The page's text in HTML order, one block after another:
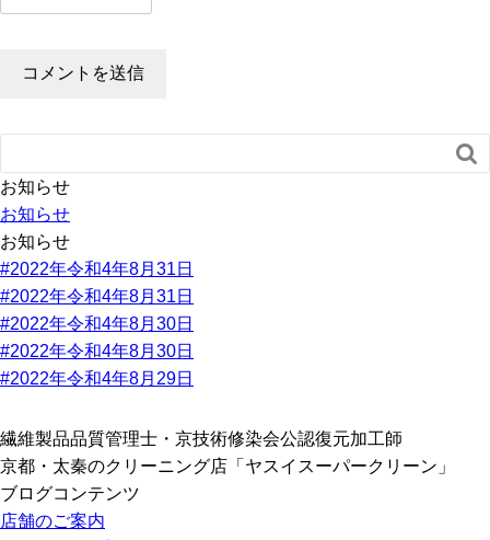

お知らせ
お知らせ
お知らせ
#2022年令和4年8月31日
#2022年令和4年8月31日
#2022年令和4年8月30日
#2022年令和4年8月30日
#2022年令和4年8月29日
繊維製品品質管理士・京技術修染会公認復元加工師
京都・太秦のクリーニング店「ヤスイスーパークリーン」
ブログコンテンツ
店舗のご案内